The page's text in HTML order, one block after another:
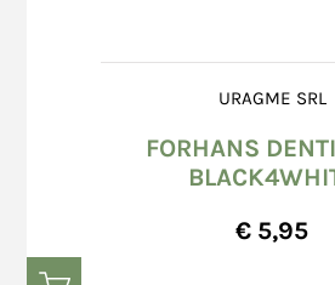
URAGME SRL
FORHANS
€ 5,95